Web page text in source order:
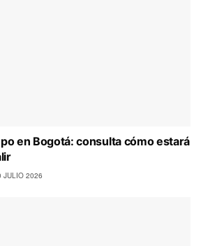
en Bogotá: consulta cómo estará
JULIO 2026